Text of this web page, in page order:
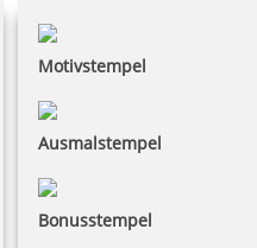
Motivstempel
Ausmalstempel
Bonusstempel